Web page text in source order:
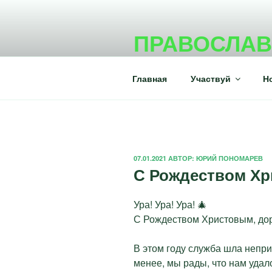
Главная Участвуй
ОПУБЛИКОВАНО
07.01.2021 АВТОР: ЮРИЙ ПОНОМАРЕВ
С Рождеством
Ура! Ура! Ура! 🎄
С Рождеством Христовым,
В этом году служба шла
менее, мы рады, что нам